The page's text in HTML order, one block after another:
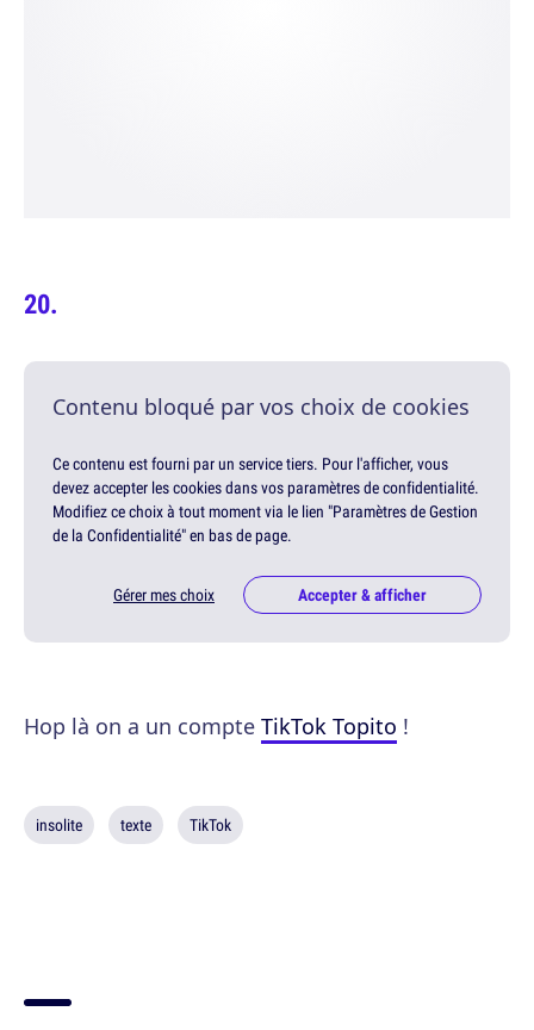
Contenu bloqué par vos choix de cookies
Ce contenu est fourni par un service tiers. Pour l'afficher, vous
devez accepter les cookies dans vos paramètres de confidentialité.
Modifiez ce choix à tout moment via le lien "Paramètres de Gestion
de la Confidentialité" en bas de page.
Gérer mes choix Accepter & afficher
Hop là on a un compte TikTok Topito !
insolite texte TikTok